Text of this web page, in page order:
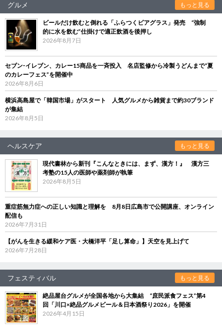
グルメ もっと見る
ビールだけ飲むと倒れる「ふらつくビアグラス」発売 “強制
的に水を飲む”仕掛けで適正飲酒を後押し
2026年8月7日
セブン‐イレブン、カレー15商品を一斉投入 名店監修から冷製うどんまで“夏
のカレーフェス”を開催中
2026年8月6日
横浜高島屋で「韓国市場」がスタート 人気グルメから雑貨まで約30ブランド
が集結
2026年8月5日
ヘルスケア もっと見る
現代書林から新刊『こんなときには、まず、漢方！』 漢方三
考塾の15人の医師や薬剤師が執筆
2026年8月5日
重症筋無力症への正しい知識と理解を 8月8日広島市で公開講座、オンライン
配信も
2026年7月31日
【がんを生きる緩和ケア医・大橋洋平「足し算命」】天空を見上げて
2026年7月28日
フェスティバル もっと見る
絶品屋台グルメが全国各地から大集結 “庶民派食フェス”第4
回「川口×絶品グルメビール＆日本酒祭り2026」を開催
2026年4月15日